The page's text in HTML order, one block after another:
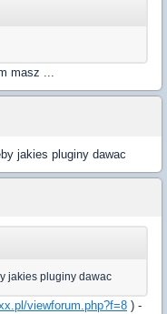
masz ...
jakies pluginy dawac
jakies pluginy dawac
viewforum.php?f=8 ) -